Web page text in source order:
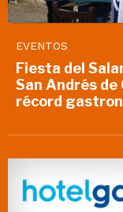
EVENTOS
Fiesta del
San Andrés de
récord